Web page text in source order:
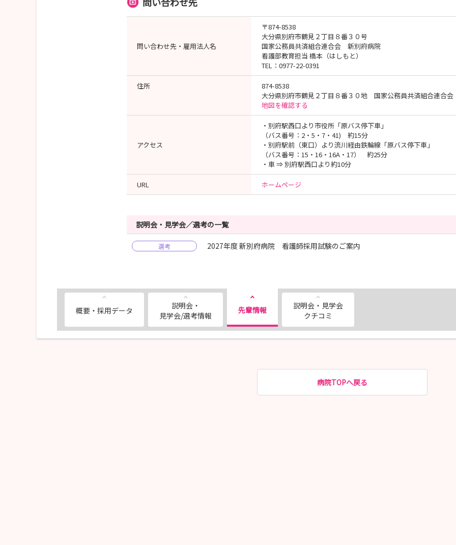
問い合わせ先・雇用法人名
〒874-8538
大分県別府市鶴見２丁目８番３０号
国家公務員共済組合連合会 新別府病院
看護部教育担当 橋本（はしもと）
TEL：0977-22-0391
住所
874-8538
大分県別府市鶴見２丁目８番３０地 国家公務員共済組合連合
地図を確認する
アクセス
・別府駅西口より市役所「原バス停下車」
（バス番号：2・5・7・41) 約15分
・別府駅前（東口）より流川経由鉄輪線「原バス停下車」
（バス番号：15・16・16A・17） 約25分
・車 ⇒ 別府駅西口より約10分
URL ホームページ
説明会・見学会／選考の一覧
選考 2027年度 新別府病院 看護師採用試験のご案内
概要・採用データ
説明会・
見学会/選考情報
先輩情報
説明会・見学会
クチコミ
病院TOPへ戻る